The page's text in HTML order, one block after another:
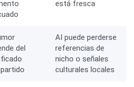
está fresca
del
AI puede perderse
referencias de
nicho o señales
culturales locales